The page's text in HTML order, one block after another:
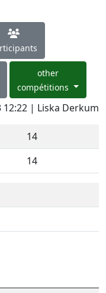
other
compétitions
| Liska Derkum
14
14